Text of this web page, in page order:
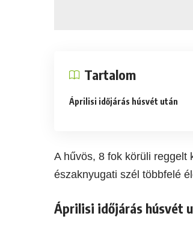
Tartalom
Áprilisi időjárás húsvét után
A hűvös, 8 fok körüli reggelt
északnyugati szél többfelé
Áprilisi időjárás húsvét